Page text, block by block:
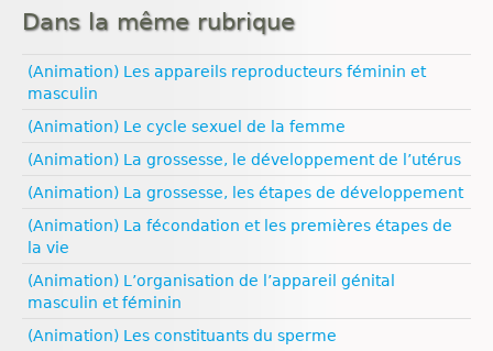
Nutrition animale
Reproduction
Reproduction animale
Reproduction végétale
Univers et planètes
Nutrition
Ressources naturelles et pollution
Nutrition
Reproduction
Reproduction animale
Evolution
Génétique
Géodynamique interne
Ressources naturelles et pollution
Esprit critique
Géologie
Médias
Santé
Sexualité
Vulgarisation scientifique
Égalité filles‑garçons
Dans la même rubrique
(Animation) Les appareils reproducteurs féminin et
masculin
(Animation) Le cycle sexuel de la femme
(Animation) La grossesse, le développement de l’utérus
(Animation) La grossesse, les étapes de développement
(Animation) La fécondation et les premières étapes de
la vie
(Animation) L’organisation de l’appareil génital
masculin et féminin
(Animation) Les constituants du sperme